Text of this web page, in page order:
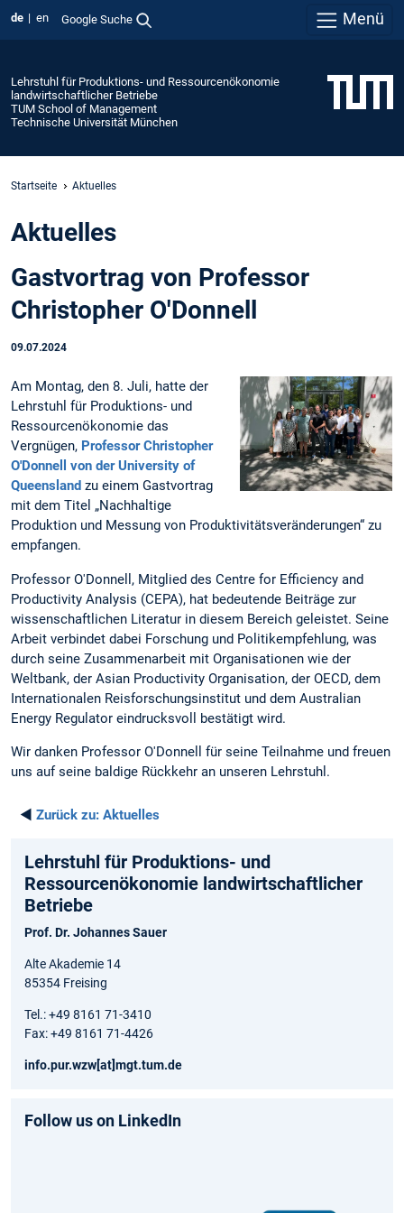
de en Google Suche Menü
Lehrstuhl für Produktions- und Ressourcenökonomie
landwirtschaftlicher Betriebe
TUM School of Management
Technische Universität München
Startseite Aktuelles
Aktuelles
Gastvortrag von Professor
Christopher O'Donnell
09.07.2024
Am Montag, den 8. Juli, hatte der
Lehrstuhl für Produktions- und
Ressourcenökonomie das
Vergnügen, Professor Christopher
O'Donnell von der University of
Queensland zu einem Gastvortrag
mit dem Titel „Nachhaltige
Produktion und Messung von Produktivitätsveränderungen“ zu
empfangen.
Professor O'Donnell, Mitglied des Centre for Efficiency and
Productivity Analysis (CEPA), hat bedeutende Beiträge zur
wissenschaftlichen Literatur in diesem Bereich geleistet. Seine
Arbeit verbindet dabei Forschung und Politikempfehlung, was
durch seine Zusammenarbeit mit Organisationen wie der
Weltbank, der Asian Productivity Organisation, der OECD, dem
Internationalen Reisforschungsinstitut und dem Australian
Energy Regulator eindrucksvoll bestätigt wird.
Wir danken Professor O'Donnell für seine Teilnahme und freuen
uns auf seine baldige Rückkehr an unseren Lehrstuhl.
◄ Zurück zu: Aktuelles
Lehrstuhl für Produktions- und
Ressourcenökonomie landwirtschaftlicher
Betriebe
Prof. Dr. Johannes Sauer
Alte Akademie 14
85354 Freising
Tel.: +49 8161 71-3410
Fax: +49 8161 71-4426
info.pur.wzw[at]mgt.tum.de
Follow us on LinkedIn